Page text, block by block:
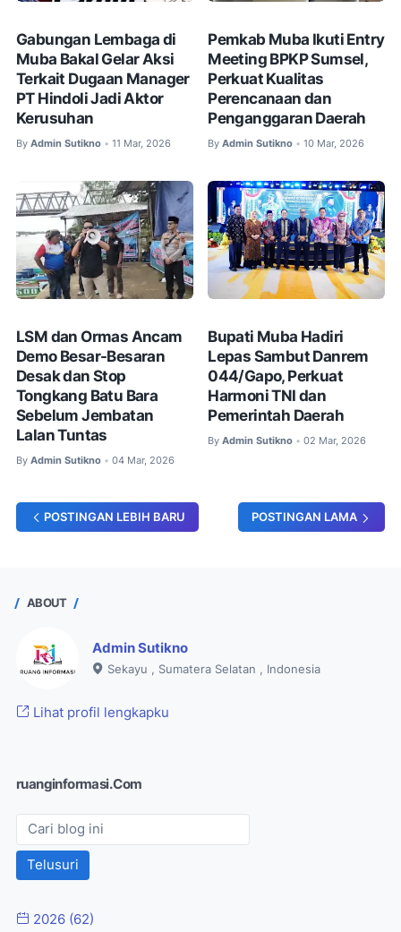
Gabungan Lembaga di
Muba Bakal Gelar Aksi
Terkait Dugaan Manager
PT Hindoli Jadi Aktor
Kerusuhan
By Admin Sutikno • 11 Mar, 2026
Pemkab Muba Ikuti Entry
Meeting BPKP Sumsel,
Perkuat Kualitas
Perencanaan dan
Penganggaran Daerah
By Admin Sutikno • 10 Mar, 2026
LSM dan Ormas Ancam
Demo Besar-Besaran
Desak dan Stop
Tongkang Batu Bara
Sebelum Jembatan
Lalan Tuntas
By Admin Sutikno • 04 Mar, 2026
Bupati Muba Hadiri
Lepas Sambut Danrem
044/Gapo, Perkuat
Harmoni TNI dan
Pemerintah Daerah
By Admin Sutikno • 02 Mar, 2026
POSTINGAN LEBIH BARU POSTINGAN LAMA
ABOUT
Admin Sutikno
Sekayu , Sumatera Selatan , Indonesia
Lihat profil lengkapku
ruanginformasi. Com
2026 (62)